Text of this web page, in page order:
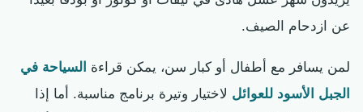
عن ازدحام الصيف.
لمن يسافر مع أطفال أو كبار سن، يمكن قراءة السياحة في
الجبل الأسود للعوائل لاختيار وتيرة برنامج مناسبة. أما إذا